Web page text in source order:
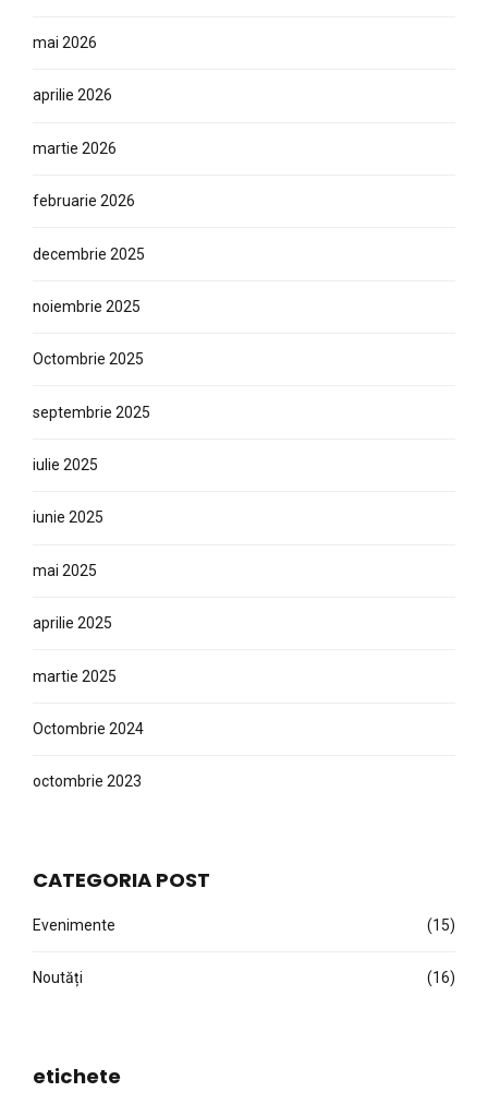
mai 2026
aprilie 2026
martie 2026
februarie 2026
decembrie 2025
noiembrie 2025
Octombrie 2025
septembrie 2025
iulie 2025
iunie 2025
mai 2025
aprilie 2025
martie 2025
Octombrie 2024
octombrie 2023
CATEGORIA POST
Evenimente (15)
Noutăți (16)
etichete